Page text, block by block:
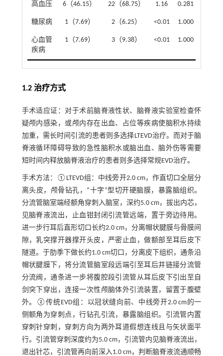
高血压 6（46.15） 22（68.75） 1.16 0.281
糖尿病 1（7.69） 2（6.25） <0.01 1.000
心血管
疾病
1（7.69） 3（9.38） <0.01 1.000
1.2 治疗方式
手术适应证：对于术前脑脊液性状、脑脊液实验室检查怀
疑颅内感染，或颅内存在出血、占位等疾病使脑积水持续
加重，需长时间引流的患者则多选择LTEVD治疗。而对于脑
脊液循环障碍导致的急性脑积水或脑出血、脑外伤等需要
短时间内释放脑脊液治疗的患者则多选择常规EVD治疗。
手术方法：①LTEVD组：中线旁开2.0 cm，作直切口全层分
离头皮，颅骨钻孔，“十字”型切开硬脑膜，暴露脑组织。
分流管脑室端经额角穿刺入脑室，深约5.0 cm，拔出内芯，
见脑脊液流出，止血钳封闭引流管远端，置于旁边待用。
进一步行耳后直形切口长约2.0 cm，分离帽状腱膜与骨膜间
隙，乳突撑开器撑开头皮，严密止血，做额部至耳后皮下
隧道。于肋季下做长约1.0 cm切口，分离皮下组织，通条沿
帽状腱膜下，将分流管脑室段远端引至耳后并链接分流管
分流阀，通条进一步将腹腔段引流管从耳后皮下引出至自
剑突下穿出，连接一次性颅脑体外引流装置，留置于腹壁
外。②传统EVD组：以冠状缝向前、中线旁开2.0 cm的一
侧额角为穿刺点，行钻孔引流，暴露脑组织。引流管内置
穿刺针穿刺，穿刺方向为两外耳道假想连线且与矢状面平
行。引流管穿刺深度约为5.0 cm，引流管内见脑脊液流出，
退出针芯，引流管再向前深入1.0 cm，判断脑脊液流通顺畅